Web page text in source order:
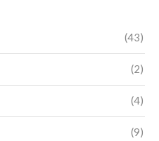
(43)
(2)
(4)
(9)